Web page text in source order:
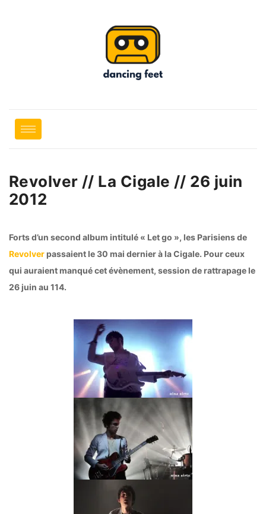
Revolver // La Cigale // 26 juin
2012
Forts d’un second album intitulé « Let go », les Parisiens de
Revolverpassaient le 30 mai dernier à la Cigale. Pour ceux
qui auraient manqué cet évènement, session de rattrapage le
26 juin au 114.